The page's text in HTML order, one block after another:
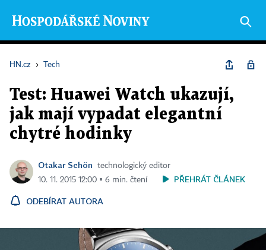
HN.cz › Tech
Test: Huawei Watch ukazují,
jak mají vypadat elegantní
chytré hodinky
Otakar Schön
technologický editor
10. 11. 2015 12:00 ▪ 6 min. čtení
PŘEHRÁT ČLÁNEK
ODEBÍRAT AUTORA